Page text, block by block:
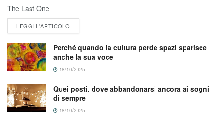
The Last One
LEGGI L'ARTICOLO
Perché quando la cultura perde spazi sparisce
anche la sua voce
18/10/2025
Quei posti, dove abbandonarsi ancora ai sogni
di sempre
18/10/2025